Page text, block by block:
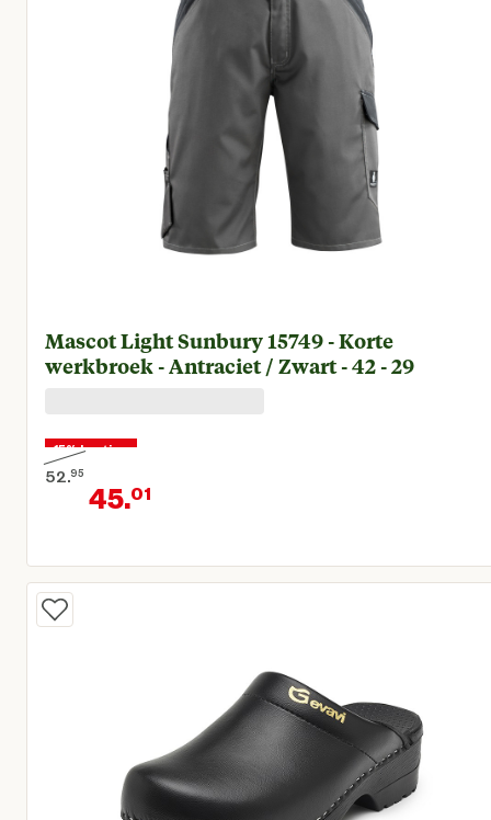
Mascot Light Sunbury 15749 - Korte
werkbroek - Antraciet / Zwart - 42 - 29
15% korting
52.95
Oorspronkelijke prijs € 52,95
45.01
Huidige prijs € 45,01